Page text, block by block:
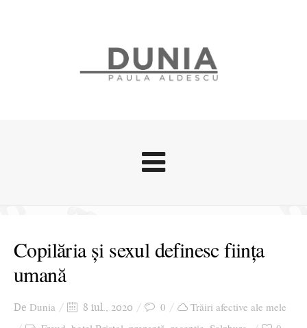
Stari afective
Zice Dunia
Cursuri povestite
Ziua culorii
Copilăria și sexul definesc ființa
umană
De Dunia 8 iul., 2020 0
Trăiri afective ale mele